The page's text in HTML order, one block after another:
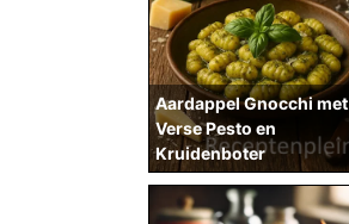
Aardappel Gnocchi met
Verse Pesto en
Kruidenboter